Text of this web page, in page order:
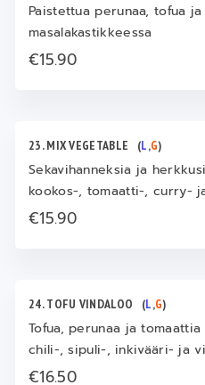
Paistettua perunaa, tofua
masalakastikkeessa
€15.90
23. MIX VEGETABLE (L,G)
Sekavihanneksia ja
kookos-, tomaatti-, curry-
€15.90
24. TOFU VINDALOO (L,G)
Tofua, perunaa ja
chili-, sipuli-, inkivääri- ja
€16.50